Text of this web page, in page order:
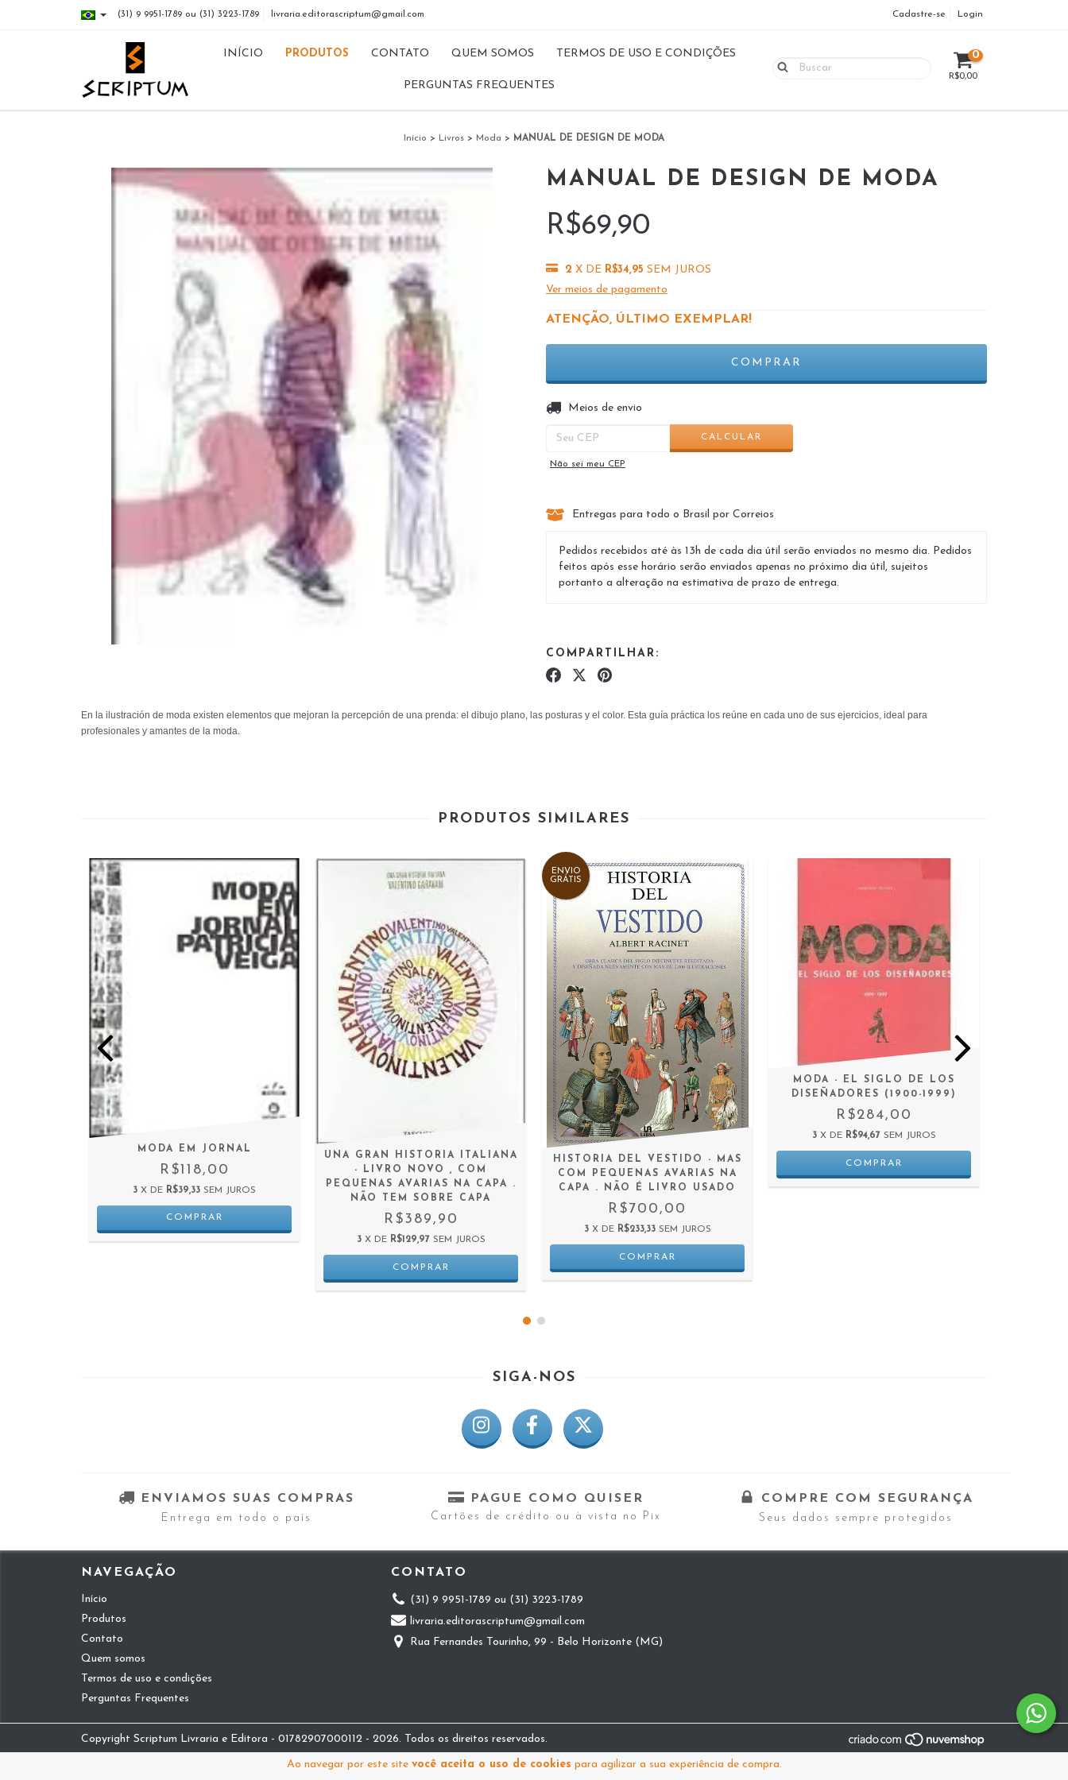
Ao navegar por este site você aceita o uso de cookies para agilizar a sua experiência de compra.
(31) 9 9951-1789 ou (31) 3223-1789 livraria.editorascriptum@gmail.com Cadastre-se Login
INÍCIO PRODUTOS CONTATO QUEM SOMOS TERMOS DE USO E CONDIÇÕES
PERGUNTAS FREQUENTES
0
R$0,00
Início > Livros > Moda > MANUAL DE DESIGN DE MODA
MANUAL DE DESIGN DE MODA
R$69,90
2 X DE R$34,95 SEM JUROS
Ver meios de pagamento
ATENÇÃO, ÚLTIMO EXEMPLAR!
Entregas para o CEP:
Meios de envio
CALCULAR
Não sei meu CEP
Entregas para todo o Brasil por Correios
Pedidos recebidos até às 13h de cada dia útil serão enviados no mesmo dia. Pedidos
feitos após esse horário serão enviados apenas no próximo dia útil, sujeitos
portanto a alteração na estimativa de prazo de entrega.
COMPARTILHAR:
En la ilustración de moda existen elementos que mejoran la percepción de una prenda: el dibujo plano, las posturas y el color. Esta guía práctica los reúne en cada uno de sus ejercicios, ideal para
profesionales y amantes de la moda.
PRODUTOS SIMILARES
MODA EM JORNAL
R$118,00
3 X DE R$39,33 SEM JUROS
UNA GRAN HISTORIA ITALIANA
- LIVRO NOVO , COM
PEQUENAS AVARIAS NA CAPA .
NÃO TEM SOBRE CAPA
R$389,90
3 X DE R$129,97 SEM JUROS
ENVIO
GRÁTIS
HISTORIA DEL VESTIDO - MAS
COM PEQUENAS AVARIAS NA
CAPA . NÃO É LIVRO USADO
R$700,00
3 X DE R$233,33 SEM JUROS
MODA - EL SIGLO DE LOS
DISEÑADORES (1900-1999)
R$284,00
3 X DE R$94,67 SEM JUROS
SIGA-NOS
ENVIAMOS SUAS COMPRAS
Entrega em todo o país
PAGUE COMO QUISER
Cartões de crédito ou à vista no Pix
COMPRE COM SEGURANÇA
Seus dados sempre protegidos
NAVEGAÇÃO
Início
Produtos
Contato
Quem somos
Termos de uso e condições
Perguntas Frequentes
CONTATO
(31) 9 9951-1789 ou (31) 3223-1789
livraria.editorascriptum@gmail.com
Rua Fernandes Tourinho, 99 - Belo Horizonte (MG)
Copyright Scriptum Livraria e Editora - 01782907000112 - 2026. Todos os direitos reservados.